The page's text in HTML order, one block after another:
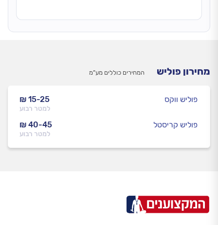
מחירון פוליש המחירים כוללים מע”מ
₪ 15-25
למטר רבוע
פוליש ווקס
₪ 40-45
למטר רבוע
פוליש קריסטל